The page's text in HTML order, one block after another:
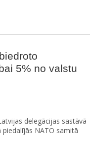
5% no valstu
delegācijas sastāvā
NATO samitā